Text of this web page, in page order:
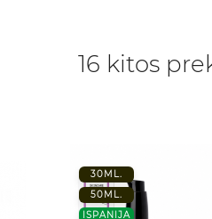
16 kitos
30ML.
50ML.
ISPANIJA